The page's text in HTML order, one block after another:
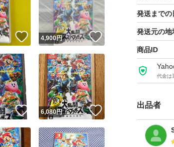
発送までの
発送元の地
商品ID
代金は
出品者
いいね！
4,900円 いいね！
いいね！
6,080円 いいね！